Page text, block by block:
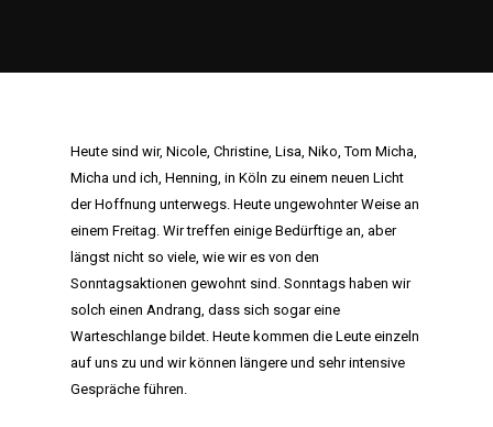
Heute sind wir, Nicole, Christine, Lisa, Niko, Tom Micha,
Micha und ich, Henning, in Köln zu einem neuen Licht
der Hoffnung unterwegs. Heute ungewohnter Weise an
einem Freitag. Wir treffen einige Bedürftige an, aber
längst nicht so viele, wie wir es von den
Sonntagsaktionen gewohnt sind. Sonntags haben wir
solch einen Andrang, dass sich sogar eine
Warteschlange bildet. Heute kommen die Leute einzeln
auf uns zu und wir können längere und sehr intensive
Gespräche führen.